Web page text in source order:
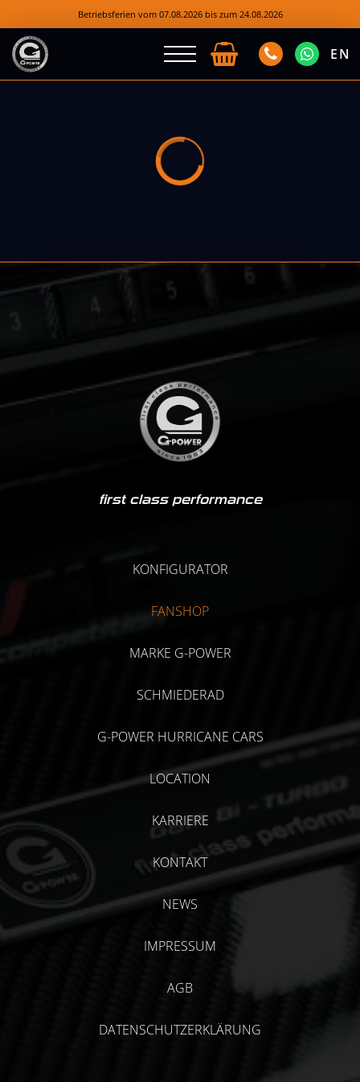
Betriebsferien vom 07.08.2026 bis zum 24.08.2026
EN
first class performance
KONFIGURATOR
FANSHOP
MARKE G-POWER
SCHMIEDERAD
G-POWER HURRICANE CARS
LOCATION
KARRIERE
KONTAKT
NEWS
IMPRESSUM
AGB
DATENSCHUTZERKLÄRUNG